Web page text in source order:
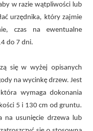
w razie wątpliwości lub
urzędnika, który zajmie
czas na ewentualne
do 7 dni.
się w wyżej opisanych
na wycinkę drzew. Jest
wymaga dokonania
5 i 130 cm od gruntu.
na usunięcie drzewa lub